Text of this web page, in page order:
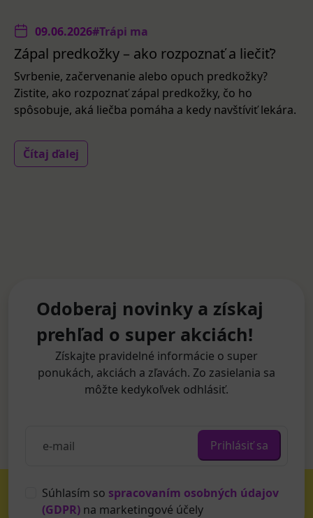
09.06.2026#Trápi ma
Zápal predkožky – ako rozpoznať a liečiť?
Svrbenie, začervenanie alebo opuch predkožky?
Zistite, ako rozpoznať zápal predkožky, čo ho
spôsobuje, aká liečba pomáha a kedy navštíviť lekára.
Čítaj ďalej
Odoberaj novinky a získaj
prehľad o super akciách!
Získajte pravidelné informácie o super
ponukách, akciách a zľavách. Zo zasielania sa
môžte kedykoľvek odhlásiť.
Prihlásiť sa
Súhlasím so spracovaním osobných údajov
(GDPR) na marketingové účely